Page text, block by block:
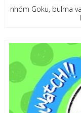
nhóm Goku, bulma